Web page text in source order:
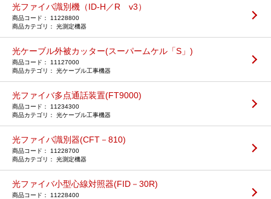
光ファイバ識別機（ID-H／R v3）
11228800
光測定機器
光ケーブル外被カッター(スーパームケル「S」)
11127000
光ケーブル工事機器
光ファイバ多点通話装置(FT9000)
11234300
光ケーブル工事機器
光ファイバ識別器(CFT－810)
11228700
光測定機器
光ファイバ小型心線対照器(FID－30R)
11228400